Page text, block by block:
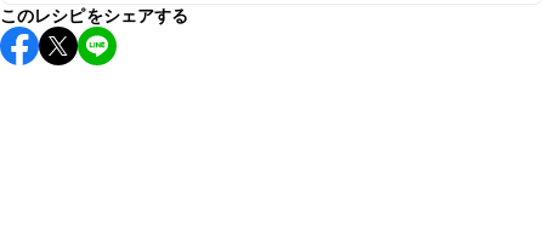
保存期間は常温で翌日中が目安です。なるべくお早めにお召
し上がりください。
このレシピをシェアする